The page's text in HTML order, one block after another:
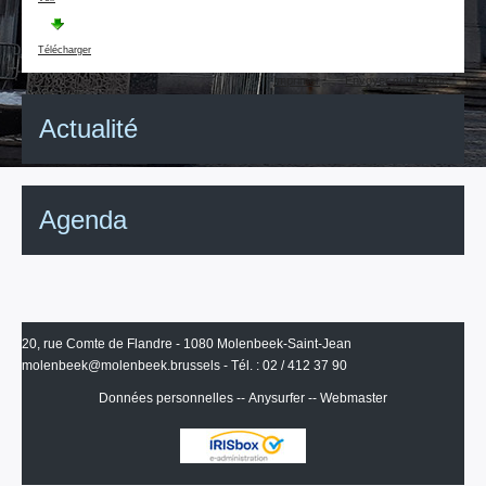
Télécharger
sur
Imprimer Envoyer cette page
Actualité
Agenda
20, rue Comte de Flandre - 1080 Molenbeek-Saint-Jean
molenbeek@molenbeek.brussels - Tél. : 02 / 412 37 90
Données personnelles -- Anysurfer -- Webmaster